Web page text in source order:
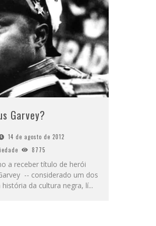
Garvey?
14 de agosto de 2012
8775
a receber título de herói
-- considerado um dos
da cultura negra, lí...